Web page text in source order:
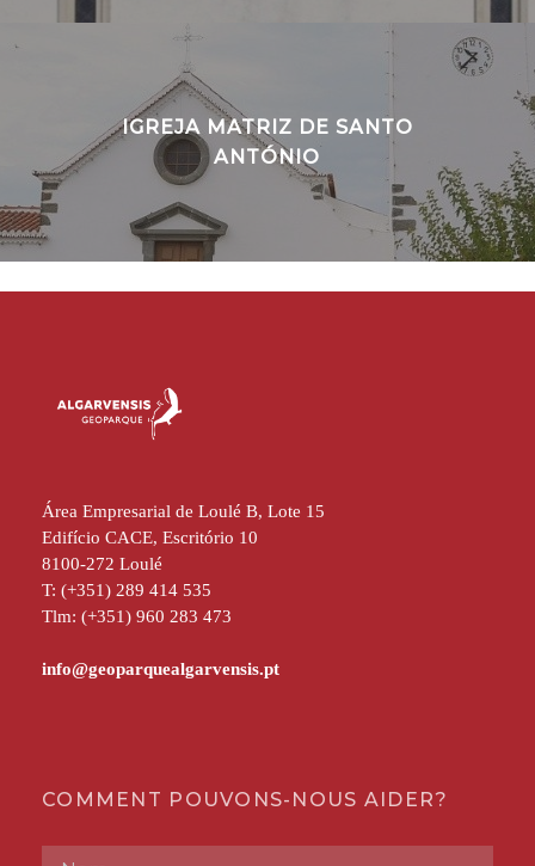
IGREJA MATRIZ DE SANTO
ANTÓNIO
Área Empresarial de Loulé B, Lote 15
Edifício CACE, Escritório 10
8100-272 Loulé
T: (+351) 289 414 535
Tlm: (+351) 960 283 473
COMMENT POUVONS-NOUS AIDER?